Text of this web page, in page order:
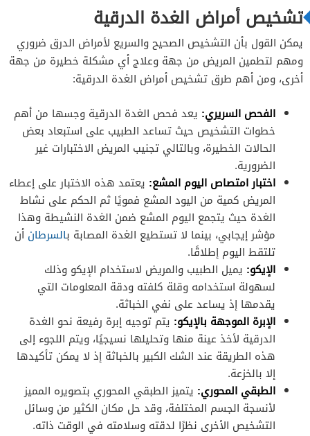
تشخيص أمراض الغدة الدرقية
يمكن القول بأن التشخيص الصحيح والسريع لأمراض الدرق ضروري
ومهم لتطمين المريض من جهة وعلاج أي مشكلة خطيرة من جهة
أخرى، ومن أهم طرق تشخيص أمراض الغدة الدرقية:
الفحص السريري: يعد فحص الغدة الدرقية وجسها من أهم
خطوات التشخيص حيث تساعد الطبيب على استبعاد بعض
الحالات الخطيرة، وبالتالي تجنيب المريض الاختبارات غير
الضرورية.
اختبار امتصاص اليوم المشع: يعتمد هذه الاختبار على إعطاء
المريض كمية من اليود المشع فمويًا ثم الحكم على نشاط
الغدة حيث يتجمع اليوم المشع ضمن الغدة النشيطة وهذا
مؤشر إيجابي، بينما لا تستطيع الغدة المصابة بالسرطان أن
تلتقط اليوم إطلاقًا.
الإيكو: يميل الطبيب والمريض لاستخدام الإيكو وذلك
لسهولة استخدامه وقلة كلفته ودقة المعلومات التي
يقدمها إذ يساعد على نفي الخباثة.
الإبرة الموجهة بالإيكو: يتم توجيه إبرة رفيعة نحو الغدة
الدرقية لأخذ عينة منها وتحليلها نسيجيًا، ويتم اللجوء إلى
هذه الطريقة عند الشك الكبير بالخباثة إذ لا يمكن تأكيدها
إلا بالخزعة.
الطبقي المحوري: يتميز الطبقي المحوري بتصويره المميز
لأنسجة الجسم المختلفة، وقد حل مكان الكثير من وسائل
التشخيص الأخرى نظرًا لدقته وسلامته في الوقت ذاته.